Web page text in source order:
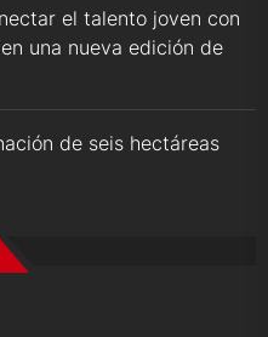
el talento joven con
una nueva edición de
de seis hectáreas